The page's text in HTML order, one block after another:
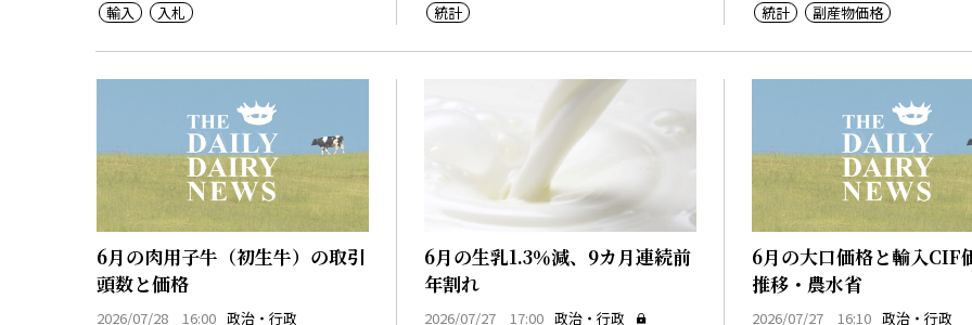
輸入
入札
統計
統計
副産物価格
6月の肉用子牛（初生牛）の取引
頭数と価格
2026/07/28 16:00 政治・行政
6月の生乳1.3％減、9カ月連続前
年割れ
2026/07/27 17:00 政治・行政
6月の大口価格と輸入CIF
推移・農水省
2026/07/27 16:10 政治・行政